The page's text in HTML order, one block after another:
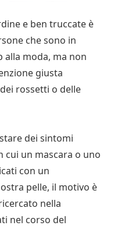
e ben truccate è
che sono in
alla moda, ma non
giusta
rossetti o delle
dei sintomi
cui un mascara o uno
con un
pelle, il motivo è
nella
nel corso del